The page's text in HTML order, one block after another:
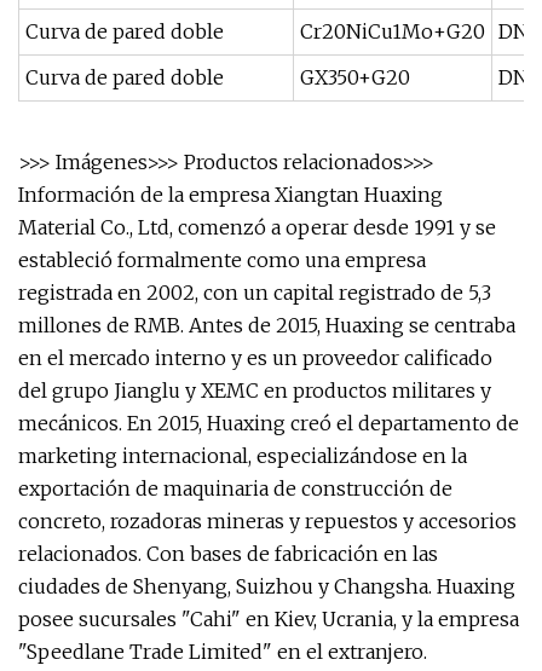
Curva de pared doble Cr20NiCu1Mo+G20
Curva de pared doble
GX350+G20
>>> Imágenes>>> Productos relacionados>>>
Información de la empresa Xiangtan Huaxing
Material Co., Ltd, comenzó a operar desde 1991 y se
estableció formalmente como una empresa
registrada en 2002, con un capital registrado de 5,3
millones de RMB. Antes de 2015, Huaxing se centraba
en el mercado interno y es un proveedor calificado
del grupo Jianglu y XEMC en productos militares y
mecánicos. En 2015, Huaxing creó el departamento de
marketing internacional, especializándose en la
exportación de maquinaria de construcción de
concreto, rozadoras mineras y repuestos y accesorios
relacionados. Con bases de fabricación en las
ciudades de Shenyang, Suizhou y Changsha. Huaxing
posee sucursales "Cahi" en Kiev, Ucrania, y la empresa
"Speedlane Trade Limited" en el extranjero.